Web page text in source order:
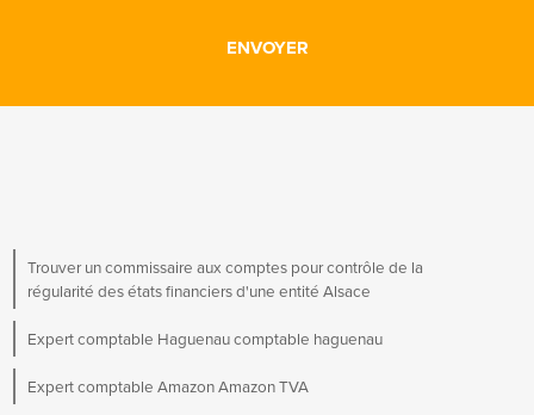
Trouver un commissaire aux comptes pour contrôle de la
régularité des états financiers d'une entité Alsace
Expert comptable Haguenau comptable haguenau
Expert comptable Amazon Amazon TVA